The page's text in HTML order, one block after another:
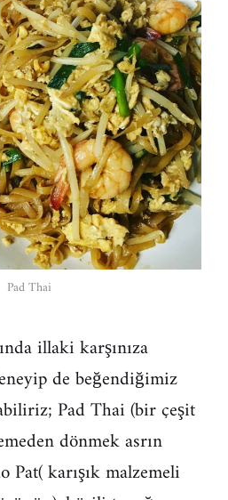
Pad Thai
illaki karşınıza
de beğendiğimiz
Pad Thai (bir çeşit
dönmek asrın
Pat( karışık malzemeli